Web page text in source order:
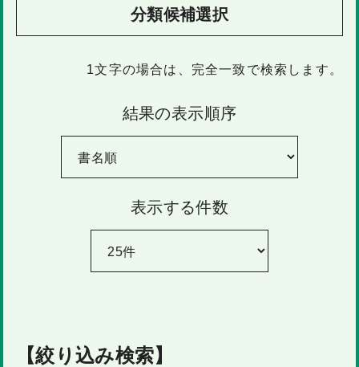
分類候補選択
1文字の場合は、完全一致で検索します。
結果の表示順序
表示する件数
【絞り込み検索】